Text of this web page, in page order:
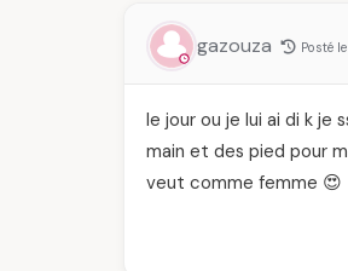
gazouza Posté
le jour ou je lui ai di k je
main et des pied pour
veut comme femme 😍